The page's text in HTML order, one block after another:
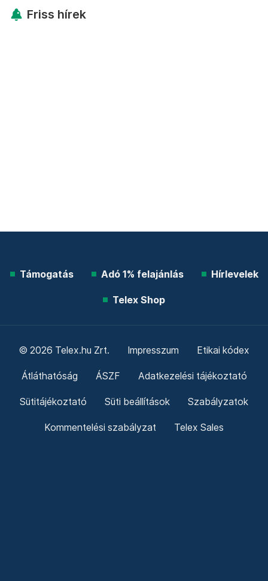
Friss hírek
Támogatás Adó 1% felajánlás Hírlevelek
Telex Shop
© 2026 Telex.hu Zrt. Impresszum Etikai kódex
Átláthatóság ÁSZF Adatkezelési tájékoztató
Sütitájékoztató Süti beállítások Szabályzatok
Kommentelési szabályzat Telex Sales